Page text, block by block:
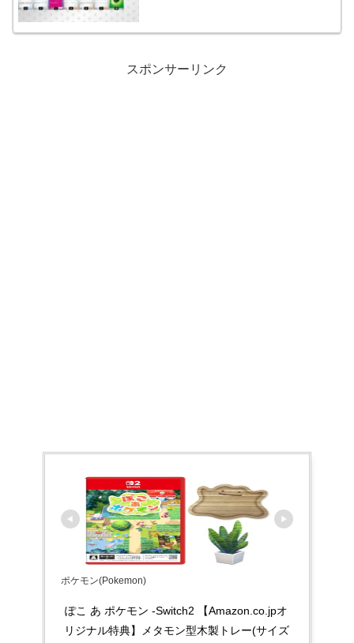
スポンサーリンク
ポケモン(Pokemon)
ぽこ あ ポケモン -Switch2 【Amazon.co.jpオ
リジナル特典】メタモン型木製トレー(サイズ